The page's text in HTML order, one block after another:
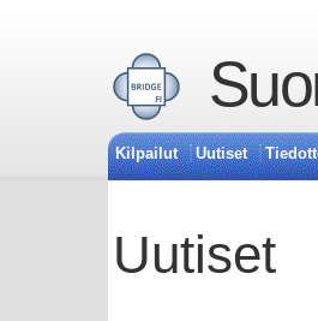
Kilpailut Uutiset
Uutiset